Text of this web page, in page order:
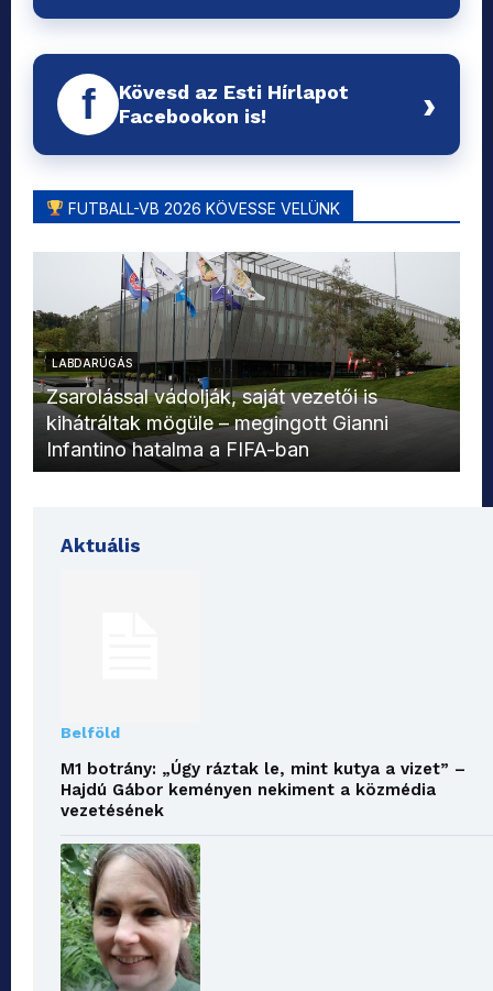
f
Kövesd az Esti Hírlapot
Facebookon is!
›
FUTBALL-VB 2026 KÖVESSE VELÜNK
LABDARÚGÁS
Zsarolással vádolják, saját vezetői is
kihátráltak mögüle – megingott Gianni
Infantino hatalma a FIFA-ban
Aktuális
Belföld
M1 botrány: „Úgy ráztak le, mint kutya a vizet” –
Hajdú Gábor keményen nekiment a közmédia
vezetésének